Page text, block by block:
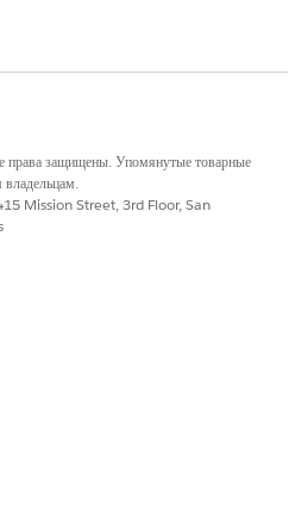
процесса кампаний.
ВАШУ ПРОБЛЕМУ?
мы могли стать лучше!
Нет
защищены. Упомянутые товарные
Mission Street, 3rd Floor, San